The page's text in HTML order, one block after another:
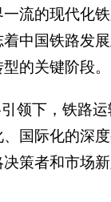
流的现代化
中国铁路发
的关键阶段。
领下，铁路
国际化的深
策者和市场